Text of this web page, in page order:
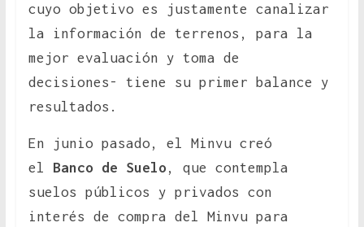
cuyo objetivo es justamente canalizar
la información de terrenos, para la
mejor evaluación y toma de
decisiones- tiene su primer balance y
resultados.
En junio pasado, el Minvu creó
el Banco de Suelo , que contempla
suelos públicos y privados con
interés de compra del Minvu para